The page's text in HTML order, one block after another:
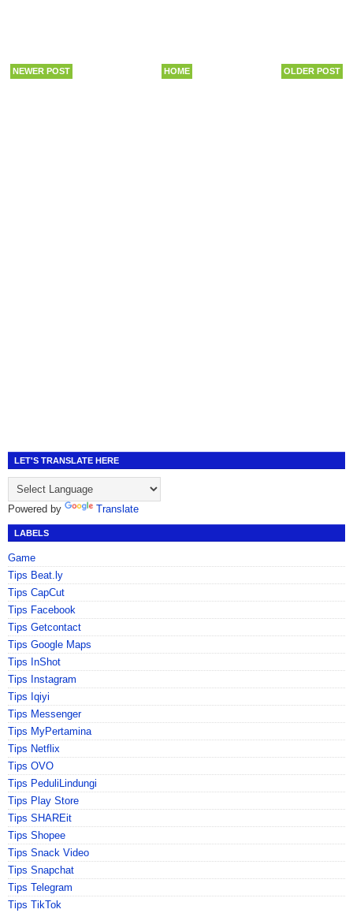
NEWER POST OLDER POST
HOME
LET'S TRANSLATE HERE
Powered by Translate
LABELS
Game
Tips Beat.ly
Tips CapCut
Tips Facebook
Tips Getcontact
Tips Google Maps
Tips InShot
Tips Instagram
Tips Iqiyi
Tips Messenger
Tips MyPertamina
Tips Netflix
Tips OVO
Tips PeduliLindungi
Tips Play Store
Tips SHAREit
Tips Shopee
Tips Snack Video
Tips Snapchat
Tips Telegram
Tips TikTok